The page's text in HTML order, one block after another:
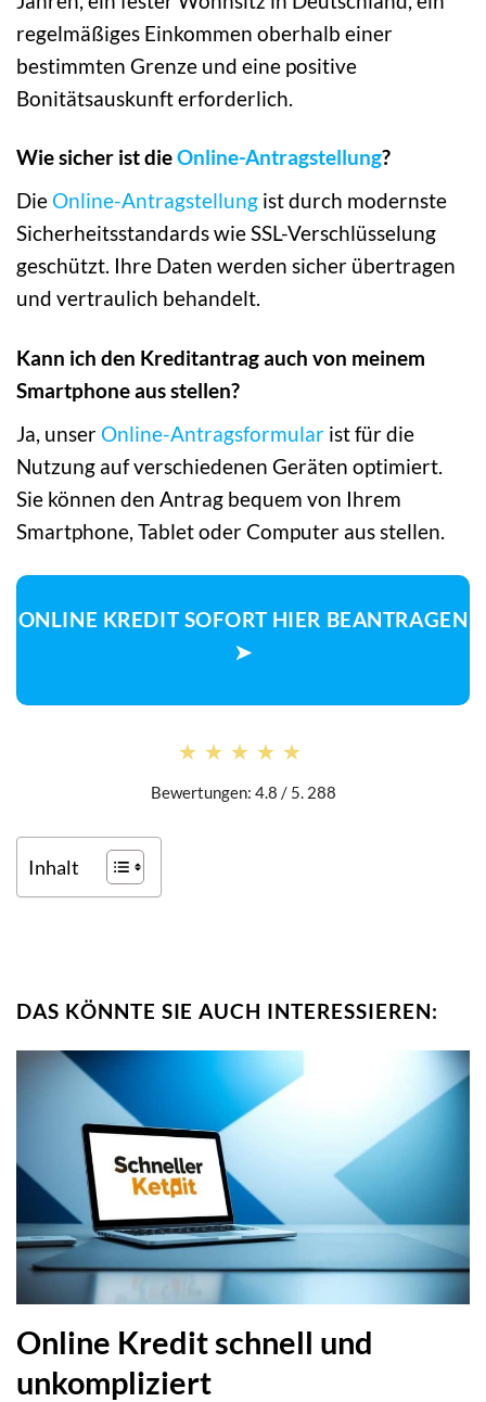
regelmäßiges Einkommen oberhalb einer
bestimmten Grenze und eine positive
Bonitätsauskunft erforderlich.
Wie sicher ist dieOnline-Antragstellung?
Die Online-Antragstellung ist durch modernste
Sicherheitsstandards wie SSL-Verschlüsselung
geschützt. Ihre Daten werden sicher übertragen
und vertraulich behandelt.
Kann ich den Kreditantrag auch von meinem
Smartphone aus stellen?
Ja, unser Online-Antragsformular ist für die
Nutzung auf verschiedenen Geräten optimiert.
Sie können den Antrag bequem von Ihrem
Smartphone, Tablet oder Computer aus stellen.
ONLINE KREDIT SOFORT HIER BEANTRAGEN
➤
★★★★★
★★★★★
Bewertungen: 4.8 / 5. 288
Inhalt
DAS KÖNNTE SIE AUCH INTERESSIEREN:
Online Kredit schnell und
unkompliziert